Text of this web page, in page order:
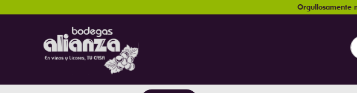
Orgullosamente